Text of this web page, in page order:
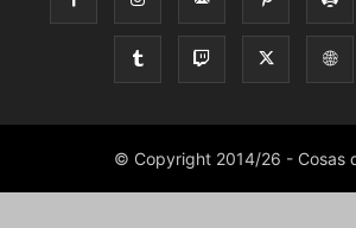
© Copyright 2014/26 - Cosas